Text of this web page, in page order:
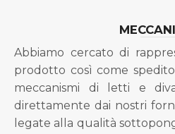
Abbiamo cercato di
prodotto così come
meccanismi di letti e
direttamente dai nostri
legate alla qualità